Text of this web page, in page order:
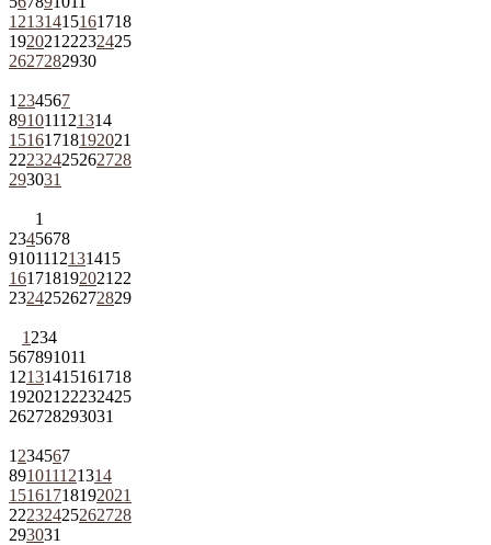
12131415161718
192021 22232425
2627282930
1 234567
891011121314
15161718192021
22232425262728
293031
1
2345678
9101112131415
161718192021 22
23242526272829
1 234
567891011
12131415161718
192021 22232425
262728293031
1 234567
891011121314
15161718192021
22232425262728
293031